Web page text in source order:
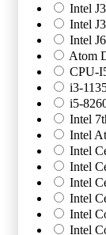
Intel
Intel
Intel
Atom
CPU-
i3-
i5-
Intel
Intel
Intel
Intel
Intel
Intel
Intel
Intel